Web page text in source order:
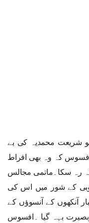
شریعت محمدیہ کی بے
افسوس کہ وہ بھی افراط
رہ سکا۔ماتمی مجالس
کے شور میں اس کی
آنکھوں کے آنسوؤں کے
بہہ گیا ۔افسوس